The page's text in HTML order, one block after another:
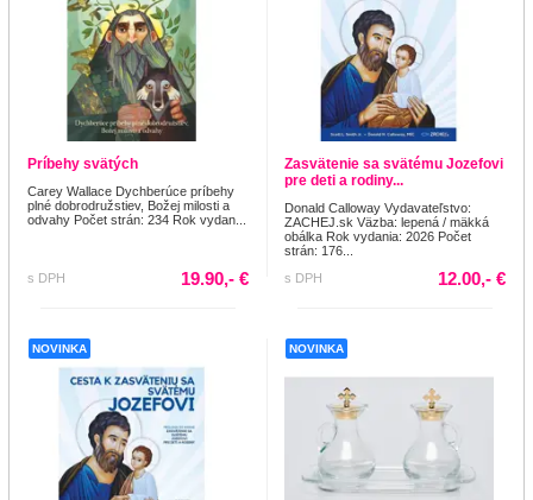
Príbehy svätých
Carey Wallace Dychberúce príbehy
plné dobrodružstiev, Božej milosti a
odvahy Počet strán: 234 Rok vydan...
s DPH 19.90,- €
Zasvätenie sa svätému Jozefovi
pre deti a rodiny...
Donald Calloway Vydavateľstvo:
ZACHEJ.sk Väzba: lepená / mäkká
obálka Rok vydania: 2026 Počet
strán: 176...
s DPH
12.00,- €
NOVINKA NOVINKA